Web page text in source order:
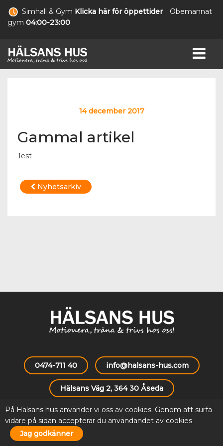
Simhall & Gym Klicka här för öppettider
Obemannat
gym 04:00-23:00
14 december 2017
Gammal artikel
Test
Nyhetsarkiv
0474-711 40 info@halsans-hus.com
Hälsans Väg 2, 364 30 Åseda
Extranät
På Hälsans hus använder vi oss av cookies. Genom att surfa
vidare på sidan accepterar du användandet av cookies
Jag godkänner